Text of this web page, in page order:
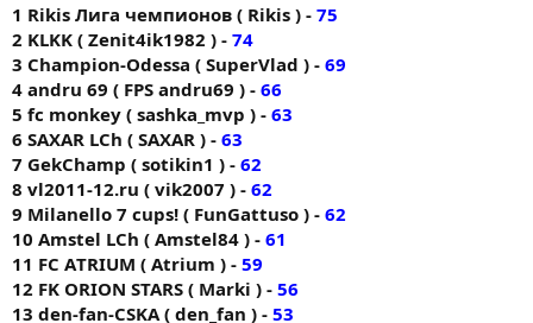
1 Rikis Лига чемпионов ( Rikis ) - 75
2 KLKK ( Zenit4ik1982 ) - 74
3 Champion-Odessa ( SuperVlad ) - 69
4 andru 69 ( FPS andru69 ) - 66
5 fc monkey ( sashka_mvp ) - 63
6 SAXAR LCh ( SAXAR ) - 63
7 GekChamp ( sotikin1 ) - 62
8 vl2011-12.ru ( vik2007 ) - 62
9 Milanello 7 cups! ( FunGattuso ) - 62
10 Amstel LCh ( Amstel84 ) - 61
11 FC AТRIUM ( Atrium ) - 59
12 FK ORION STARS ( Markі ) - 56
13 den-fan-CSKA ( den_fan ) - 53